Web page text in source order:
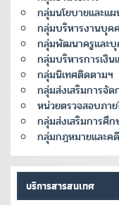
กลุ่มนโยบายและแ
กลุ่มบริหารงานบุค
กลุ่มพัฒนาครูและบุ
กลุ่มบริหารการเงิ
กลุ่มนิเทศติดตามฯ
กลุ่มส่งเสริมการจั
หน่วยตรวจสอบภาย
กลุ่มส่งเสริมการศึก
กลุ่มกฎหมายและคดี
บริการสารสนเทศ